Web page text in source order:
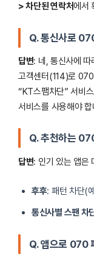
> 차단된 연락처에서
Q. 통신사로
답변: 네, 통신사에
고객센터(114)로
“KT스팸차단” 서비
서비스를 사용해야 합
Q. 추천하는
답변: 인기 있는 앱은
후후: 패턴 차단(
통신사별 스팬 차
Q. 앱으로 070